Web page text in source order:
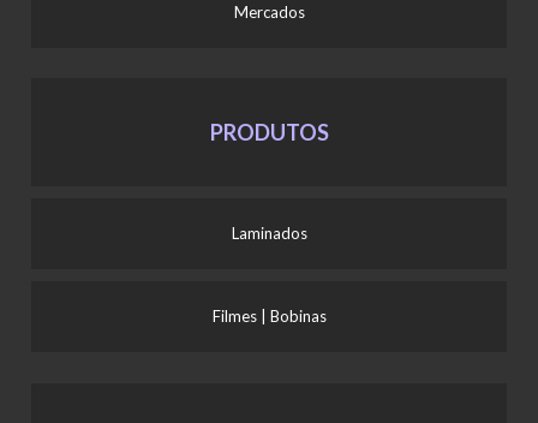
Mercados
PRODUTOS
Laminados
Filmes | Bobinas